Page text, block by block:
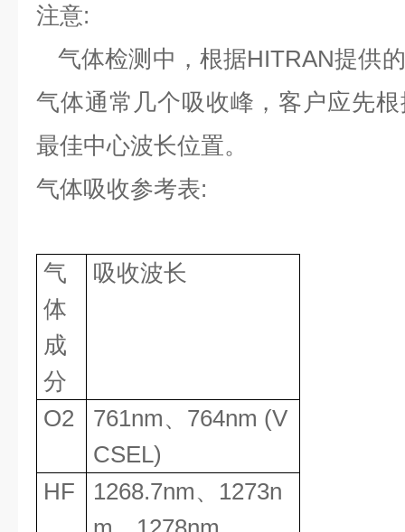
注意:
气体检测中，根据HITRAN提供
气体通常几个吸收峰，客户应先
最佳中心波长位置。
气体吸收参考表:
气
体
成
分
吸收波长
O2 761nm、 764nm (V
CSEL)
HF
1268.7nm、 1273n